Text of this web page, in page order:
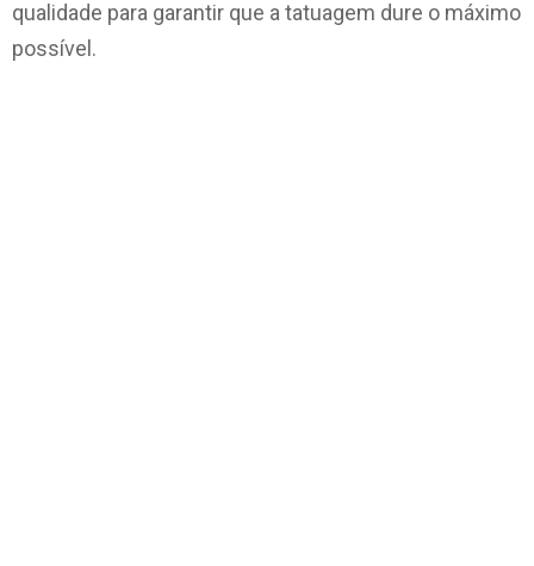
qualidade para garantir que a tatuagem dure o máximo
possível.